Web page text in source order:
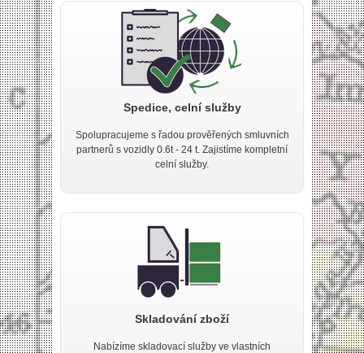
Spedice, celní služby
Spolupracujeme s řadou prověřených smluvních
partnerů s vozidly 0.6t - 24 t. Zajistíme kompletní
celní služby.
Skladování zboží
Nabízíme skladovací služby ve vlastních